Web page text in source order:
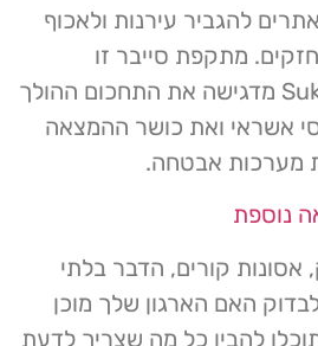
להגביר עירנות ולאכוף
מתקפת סייבר זו
שהתגלתה על ידי Sukuri מדגישה את התחכום ההולך
אשראי ואת כושר ההמצאה
מערכות אבטחה.
נוספת
קורים, הדבר בלתי
האם הארגון שלך מוכן
להבין כל מה שצריך לדעת